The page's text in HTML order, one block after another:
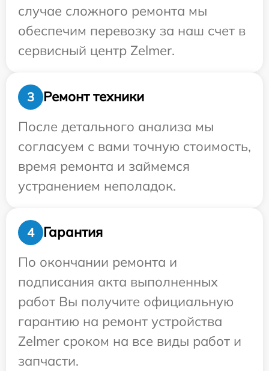
случае сложного ремонта мы
обеспечим перевозку за наш счет в
сервисный центр Zelmer.
3
Ремонт техники
После детального анализа мы
согласуем с вами точную стоимость,
время ремонта и займемся
устранением неполадок.
4
Гарантия
По окончании ремонта и
подписания акта выполненных
работ Вы получите официальную
гарантию на ремонт устройства
Zelmer сроком на все виды работ и
запчасти.